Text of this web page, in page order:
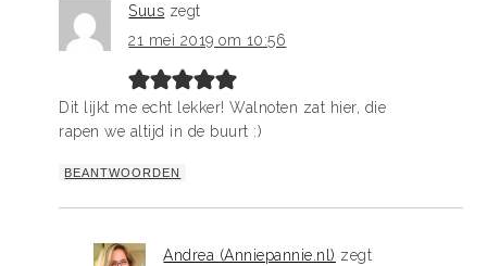
Suus zegt
21 mei 2019 om 10:56
Dit lijkt me echt lekker! Walnoten zat hier, die
rapen we altijd in de buurt :)
BEANTWOORDEN
Andrea (Anniepannie.nl) zegt